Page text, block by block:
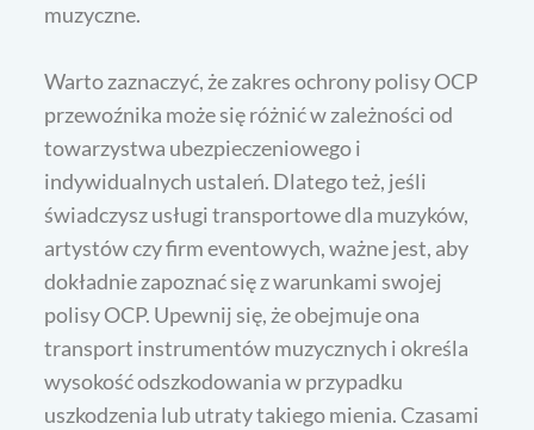
muzyczne.
Warto zaznaczyć, że zakres ochrony polisy OCP
przewoźnika może się różnić w zależności od
towarzystwa ubezpieczeniowego i
indywidualnych ustaleń. Dlatego też, jeśli
świadczysz usługi transportowe dla muzyków,
artystów czy firm eventowych, ważne jest, aby
dokładnie zapoznać się z warunkami swojej
polisy OCP. Upewnij się, że obejmuje ona
transport instrumentów muzycznych i określa
wysokość odszkodowania w przypadku
uszkodzenia lub utraty takiego mienia. Czasami